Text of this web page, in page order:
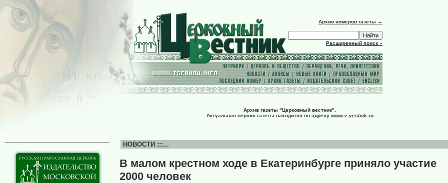
Архив номеров газеты →
Расширенный поиск »
Архив газеты "Церковный вестник".
Актуальная версия газеты находится по адресу www.e-vestnik.ru
НОВОСТИ :::...
В малом крестном ходе в Екатеринбурге приняло участие
2000 человек